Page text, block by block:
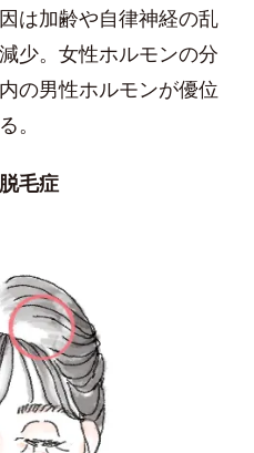
は加齢や自律神経の乱
少。女性ホルモンの分
の男性ホルモンが優位
。
毛症